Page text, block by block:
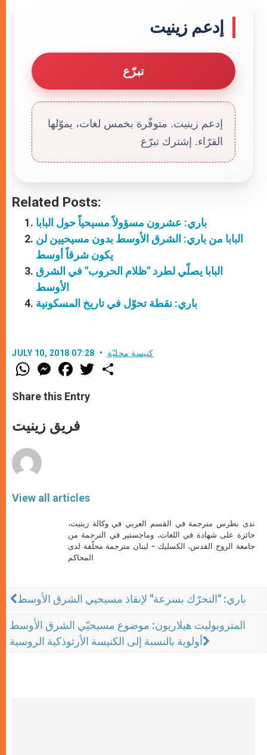
إدعم زينيت
تبرّع
إدعم زينيت. متوفّرة بخمس لغات، يموّلها
القرّاء. إشترك تبرّع
Related Posts:
باري: عشرون مسؤولاً مسيحياً حول البابا
البابا من باري: الشرق الأوسط بدون مسيحيين لن
يكون شرقاً أوسط
البابا يصلّي لطرد "ظلام الحروب" في الشرق
الأوسط
باري: نقطة تحوّل في تاريخ المسكونية
JULY 10, 2018 07:28 كنيسة محليّة
W
h
t
s
p
p
M
e
s
e
g
e
F
a
e
b
o
k
w
Share this Entry
فريق زينيت
View all articles
ندى بطرس مترجمة في القسم العربي في وكالة زينيت،
حائزة على شهادة في اللغات، وماجستير في الترجمة من
جامعة الروح القدس، الكسليك - لبنان مترجمة محلّفة لدى
المحاكم
باري: "التحرّك بسرعة" لإنقاذ مسيحيي الشرق الأوسط
المتروبوليت هيلاريون: موضوع مسيحيّي الشرق الأوسط
أولوية بالنسبة إلى الكنيسة الأرثوذكية الروسية